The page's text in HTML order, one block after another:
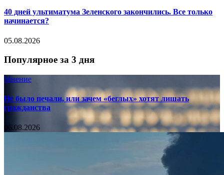
40 дней ультиматума Зеленского закончились. Все только
начинается?
05.08.2026
Популярное за 3 дня
Мнение
Не было печали, или зачем «беглых» хотят лишать
гражданства
06.08.2026